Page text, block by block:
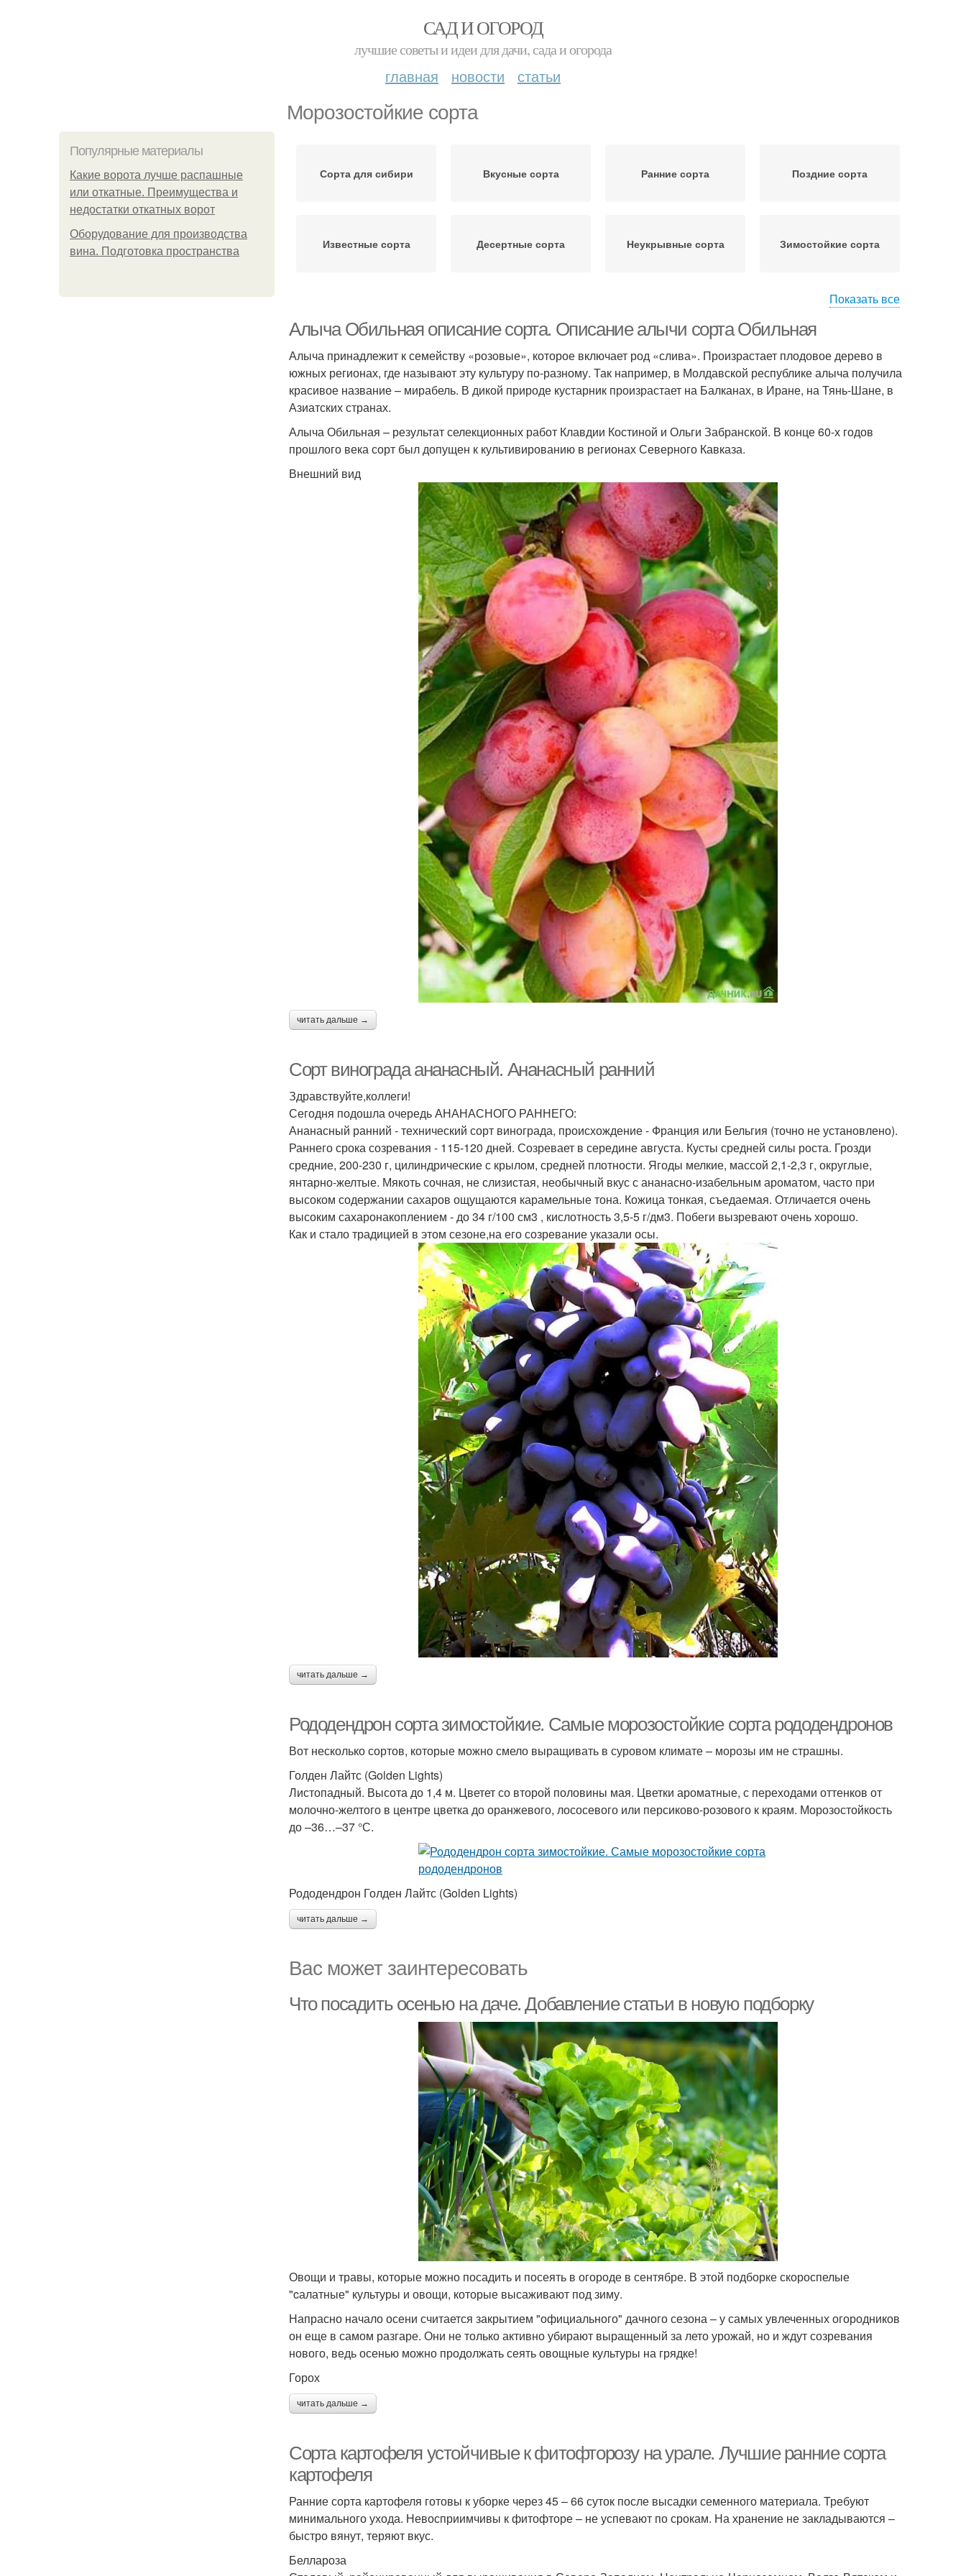
САД И ОГОРОД
лучшие советы и идеи для дачи, сада и огорода
главная новости статьи
Морозостойкие сорта
Популярные материалы
Какие ворота лучше распашные
или откатные. Преимущества и
недостатки откатных ворот
Оборудование для производства
вина. Подготовка пространства
Сорта для сибири Вкусные сорта Ранние сорта Поздние сорта
Известные сорта Десертные сорта Неукрывные сорта Зимостойкие сорта
Показать все
Алыча Обильная описание сорта. Описание алычи сорта Обильная
Алыча принадлежит к семейству «розовые», которое включает род «слива». Произрастает плодовое дерево в
южных регионах, где называют эту культуру по-разному. Так например, в Молдавской республике алыча получила
красивое название – мирабель. В дикой природе кустарник произрастает на Балканах, в Иране, на Тянь-Шане, в
Азиатских странах.
Алыча Обильная – результат селекционных работ Клавдии Костиной и Ольги Забранской. В конце 60-х годов
прошлого века сорт был допущен к культивированию в регионах Северного Кавказа.
Внешний вид
читать дальше →
Сорт винограда ананасный. Ананасный ранний
Здравствуйте,коллеги!
Сегодня подошла очередь АНАНАСНОГО РАННЕГО:
Ананасный ранний - технический сорт винограда, происхождение - Франция или Бельгия (точно не установлено).
Раннего срока созревания - 115-120 дней. Созревает в середине августа. Кусты средней силы роста. Грозди
средние, 200-230 г, цилиндрические с крылом, средней плотности. Ягоды мелкие, массой 2,1-2,3 г, округлые,
янтарно-желтые. Мякоть сочная, не слизистая, необычный вкус с ананасно-изабельным ароматом, часто при
высоком содержании сахаров ощущаются карамельные тона. Кожица тонкая, съедаемая. Отличается очень
высоким сахаронакоплением - до 34 г/100 см3 , кислотность 3,5-5 г/дм3. Побеги вызревают очень хорошо.
Как и стало традицией в этом сезоне,на его созревание указали осы.
читать дальше →
Рододендрон сорта зимостойкие. Самые морозостойкие сорта рододендронов
Вот несколько сортов, которые можно смело выращивать в суровом климате – морозы им не страшны.
Голден Лайтс (Golden Lights)
Листопадный. Высота до 1,4 м. Цветет со второй половины мая. Цветки ароматные, с переходами оттенков от
молочно-желтого в центре цветка до оранжевого, лососевого или персиково-розового к краям. Морозостойкость
до –36…–37 °С.
Рододендрон Голден Лайтс (Golden Lights)
читать дальше →
Вас может заинтересовать
Что посадить осенью на даче. Добавление статьи в новую подборку
Овощи и травы, которые можно посадить и посеять в огороде в сентябре. В этой подборке скороспелые
"cалатные" культуры и овощи, которые высаживают под зиму.
Напрасно начало осени считается закрытием "официального" дачного сезона – у самых увлеченных огородников
он еще в самом разгаре. Они не только активно убирают выращенный за лето урожай, но и ждут созревания
нового, ведь осенью можно продолжать сеять овощные культуры на грядке!
Горох
читать дальше →
Сорта картофеля устойчивые к фитофторозу на урале. Лучшие ранние сорта
картофеля
Ранние сорта картофеля готовы к уборке через 45 – 66 суток после высадки семенного материала. Требуют
минимального ухода. Невосприимчивы к фитофторе – не успевают по срокам. На хранение не закладываются –
быстро вянут, теряют вкус.
Беллароза